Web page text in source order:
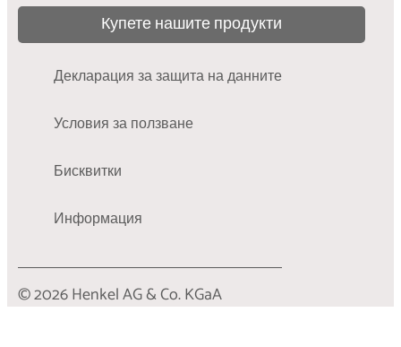
Купете нашите продукти
Декларация за защита на данните
Условия за ползване
Бисквитки
Информация
© 2026 Henkel AG & Co. KGaA